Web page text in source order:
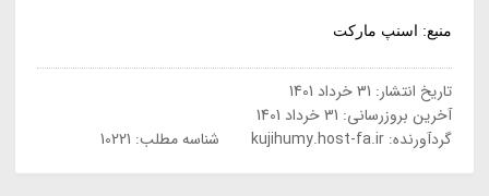
منبع: اسنپ مارکت
تاریخ انتشار: 31 خرداد 1401
آخرین بروزرسانی: 31 خرداد 1401
گردآورنده:kujihumy.host-fa.ir شناسه مطلب: 10221